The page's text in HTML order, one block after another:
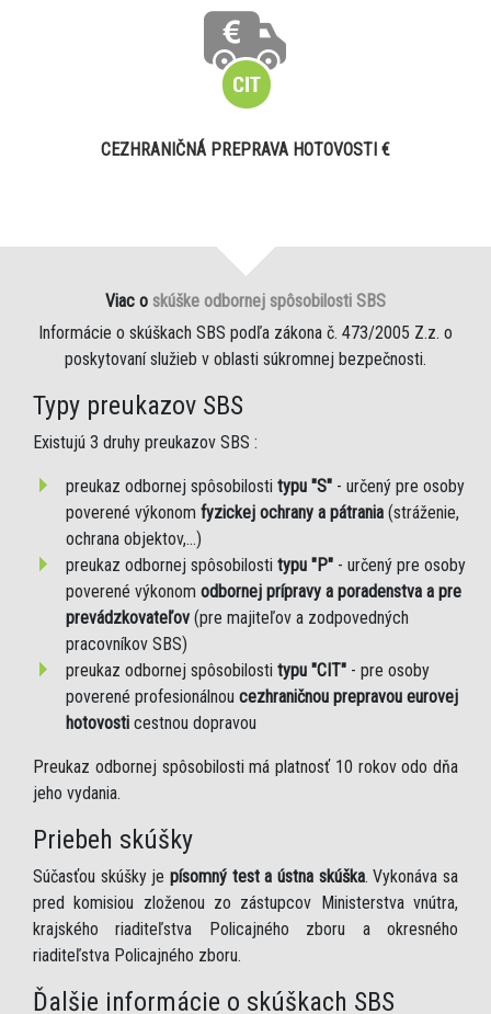
CEZHRANIČNÁ PREPRAVA HOTOVOSTI €
Viac o skúške odbornej spôsobilosti SBS
Informácie o skúškach SBS podľa zákona č. 473/2005 Z.z. o
poskytovaní služieb v oblasti súkromnej bezpečnosti.
Typy preukazov SBS
Existujú 3 druhy preukazov SBS :
preukaz odbornej spôsobilosti typu "S" - určený pre osoby
poverené výkonom fyzickej ochrany a pátrania (stráženie,
ochrana objektov,...)
preukaz odbornej spôsobilosti typu "P" - určený pre osoby
poverené výkonom odbornej prípravy a poradenstva a pre
prevádzkovateľov (pre majiteľov a zodpovedných
pracovníkov SBS)
preukaz odbornej spôsobilosti typu "CIT" - pre osoby
poverené profesionálnou cezhraničnou prepravou eurovej
hotovosti cestnou dopravou
Preukaz odbornej spôsobilosti má platnosť 10 rokov odo dňa
jeho vydania.
Priebeh skúšky
Súčasťou skúšky je písomný test a ústna skúška. Vykonáva sa
pred komisiou zloženou zo zástupcov Ministerstva vnútra,
krajského riaditeľstva Policajného zboru a okresného
riaditeľstva Policajného zboru.
Ďalšie informácie o skúškach SBS